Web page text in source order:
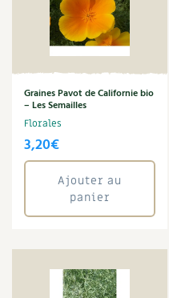
Graines Pavot de Californie bio
– Les Semailles
Florales
3,20€
Ajouter au
panier